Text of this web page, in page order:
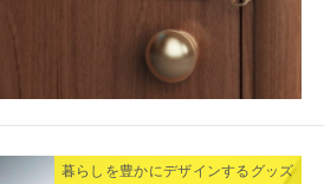
暮らしを豊かにデザインするグッズ